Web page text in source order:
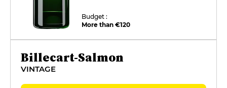
Budget :
More than €120
Billecart-Salmon
VINTAGE